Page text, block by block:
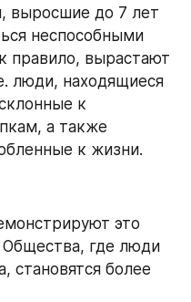
выросшие до 7 лет
неспособными
правило, вырастают
люди, находящиеся
к
а также
к жизни.
это
Общества, где люди
становятся более